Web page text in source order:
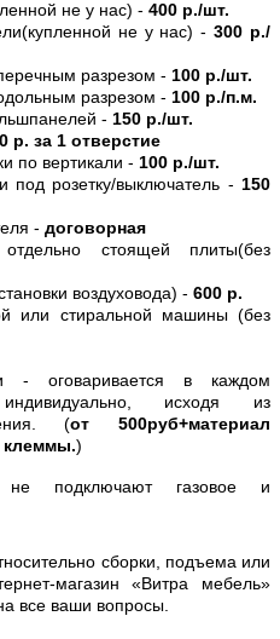
не у нас) - 400 р./шт.
не у нас) -300 р./
разрезом - 100 р./шт.
разрезом - 100 р./п.м.
- 150 р./шт.
р. за 1 отверстие
по вертикали - 100 р./шт.
под розетку/выключатель - 150
- договорная
стоящей плиты(без
воздуховода) - 600 р.
или стиральной машины (без
- оговаривается в каждом
исходя из
(от 500руб+материал
клеммы.)
подключают газовое и
сборки, подъема или
магазин «Витра мебель»
все ваши вопросы.